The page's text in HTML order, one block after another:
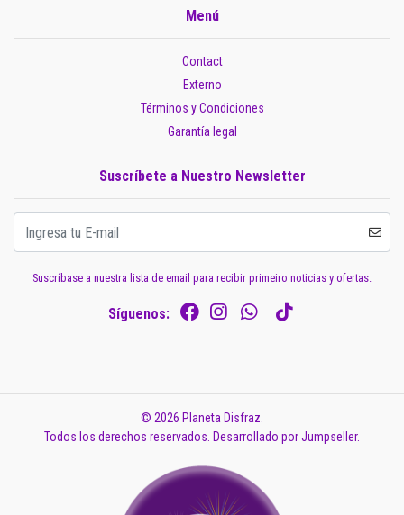
Menú
Contact
Externo
Términos y Condiciones
Garantía legal
Suscríbete a Nuestro Newsletter
Suscríbase a nuestra lista de email para recibir primeiro noticias y ofertas.
Síguenos:
© 2026 Planeta Disfraz.
Todos los derechos reservados. Desarrollado por Jumpseller.